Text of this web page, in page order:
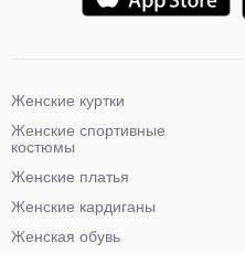
Женские куртки
Женские спортивные
костюмы
Женские платья
Женские кардиганы
Женская обувь